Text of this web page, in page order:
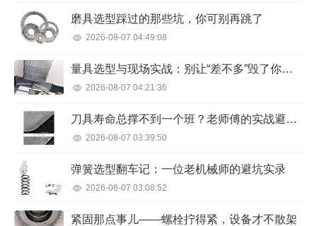
磨具选型踩过的那些坑，你可别再跳了
2026-08-07 04:49:08
量具选型与现场实战：别让“差不多”毁了你的精密制造
2026-08-07 04:21:36
刀具寿命总撑不到一个班？老师傅的实战避坑指南
2026-08-07 03:39:50
弹簧选型翻车记：一位老机械师的避坑实录
2026-08-07 03:08:52
紧固那点事儿——螺栓拧得紧，设备才不散架